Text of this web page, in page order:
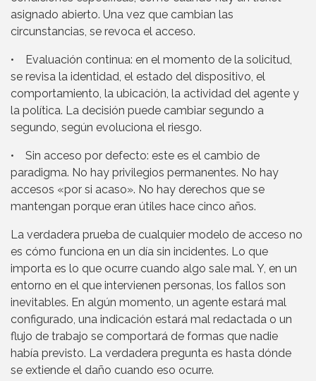
asignado abierto. Una vez que cambian las
circunstancias, se revoca el acceso.
• Evaluación continua: en el momento de la solicitud,
se revisa la identidad, el estado del dispositivo, el
comportamiento, la ubicación, la actividad del agente y
la política. La decisión puede cambiar segundo a
segundo, según evoluciona el riesgo.
• Sin acceso por defecto: este es el cambio de
paradigma. No hay privilegios permanentes. No hay
accesos «por si acaso». No hay derechos que se
mantengan porque eran útiles hace cinco años.
La verdadera prueba de cualquier modelo de acceso no
es cómo funciona en un día sin incidentes. Lo que
importa es lo que ocurre cuando algo sale mal. Y, en un
entorno en el que intervienen personas, los fallos son
inevitables. En algún momento, un agente estará mal
configurado, una indicación estará mal redactada o un
flujo de trabajo se comportará de formas que nadie
había previsto. La verdadera pregunta es hasta dónde
se extiende el daño cuando eso ocurre.